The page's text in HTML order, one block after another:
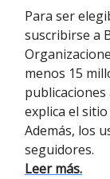
Para ser
suscribirse a
menos 15
explica el
Además, los
seguidores.
Leer más.